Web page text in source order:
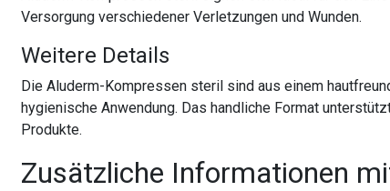
Versorgung verschiedener Verletzungen und Wunden.
Weitere Details
Die Aluderm-Kompressen steril sind aus einem
hygienische Anwendung. Das handliche Format
Produkte.
Zusätzliche Informationen